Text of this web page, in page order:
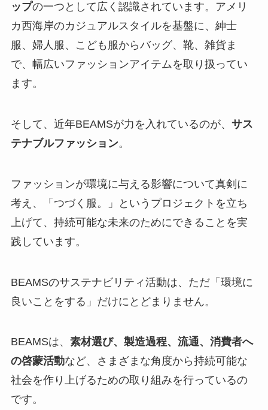
ップの一つとして広く認識されています。アメリ
カ西海岸のカジュアルスタイルを基盤に、紳士
服、婦人服、こども服からバッグ、靴、雑貨ま
で、幅広いファッションアイテムを取り扱ってい
ます。
そして、近年BEAMSが力を入れているのが、 サス
テナブルファッション。
ファッションが環境に与える影響について真剣に
考え、「つづく服。」というプロジェクトを立ち
上げて、持続可能な未来のためにできることを実
践しています。
BEAMSのサステナビリティ活動は、ただ「環境に
良いことをする」だけにとどまりません。
BEAMSは、 素材選び、製造過程、流通、消費者へ
の啓蒙活動など、さまざまな角度から持続可能な
社会を作り上げるための取り組みを行っているの
です。